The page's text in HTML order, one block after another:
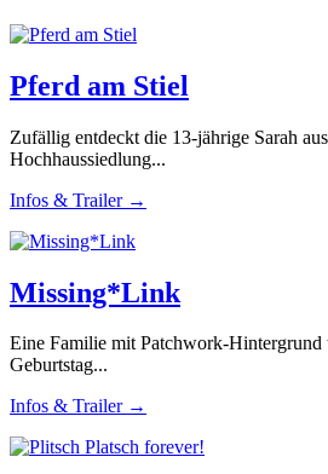
Pferd am Stiel
Zufällig entdeckt die 13-jährige Sarah
Hochhaussiedlung...
Infos & Trailer →
Missing*Link
Eine Familie mit Patchwork-
Geburtstag...
Infos & Trailer →